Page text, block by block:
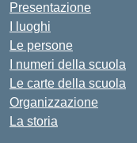
Presentazione
I luoghi
Le persone
I numeri della scuola
Le carte della scuola
Organizzazione
La storia